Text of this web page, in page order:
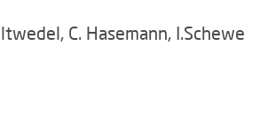
C. Hasemann, I.Schewe